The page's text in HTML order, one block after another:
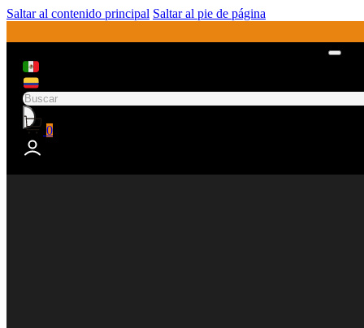
Saltar al contenido principal Saltar al pie de página
Buscar
0